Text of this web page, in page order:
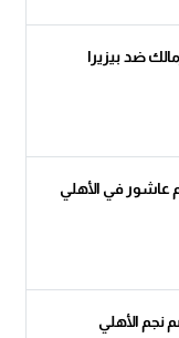
ضد بيزيرا
عاشور في الأهلي
نجم الأهلي